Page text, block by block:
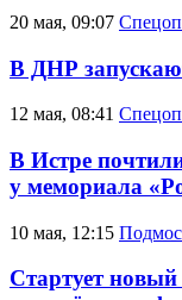
20 мая, 09:07
В ДНР
12 мая, 08:41
В Истре
у мемориала
10 мая, 12:15
Стартует новый